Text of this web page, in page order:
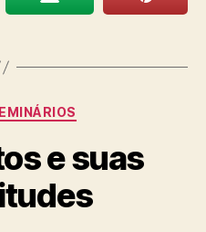
Categorias
e suas